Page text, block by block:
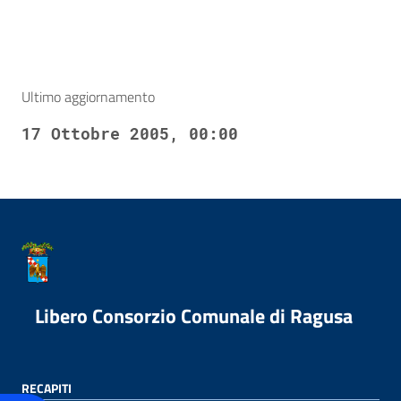
Ultimo aggiornamento
17 Ottobre 2005, 00:00
Libero Consorzio Comunale di Ragusa
RECAPITI